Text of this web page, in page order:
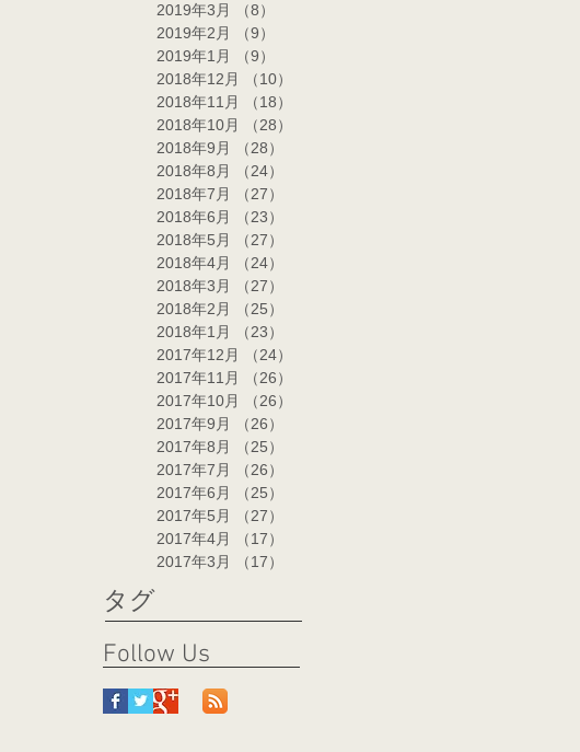
2019年3月
（8）
2019年2月
（9）
2019年1月
（9）
2018年12月
（10）
2018年11月
（18）
2018年10月
（28）
2018年9月
（28）
2018年8月
（24）
2018年7月
（27）
2018年6月
（23）
2018年5月
（27）
2018年4月
（24）
2018年3月
（27）
2018年2月
（25）
2018年1月
（23）
2017年12月
（24）
2017年11月
（26）
2017年10月
（26）
2017年9月
（26）
2017年8月
（25）
2017年7月
（26）
2017年6月
（25）
2017年5月
（27）
2017年4月
（17）
2017年3月
（17）
タグ
Follow Us